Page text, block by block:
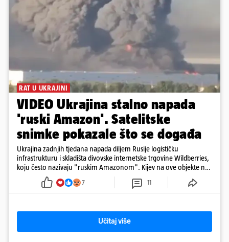
RAT U UKRAJINI
VIDEO Ukrajina stalno napada
'ruski Amazon'. Satelitske
snimke pokazale što se događa
Ukrajina zadnjih tjedana napada diljem Rusije logističku
infrastrukturu i skladišta divovske internetske trgovine Wildberries,
koju često nazivaju "ruskim Amazonom". Kijev na ove objekte ne
gleda samo kao na obična trgovačka skladišta, već tvrdi da ih ruske
snage koriste i za vojne potrebe, odnosno za skladištenje i
distribuciju dijelova za dronove i druge opreme koja se koristi u
bombardiranja ukrajinske poštanske i logističke infrastrukture te
kao način da se ekonomske posljedice rata prenesu dublje na ruski
teritorij i približe običnim građanima.
7 11
Učitaj više